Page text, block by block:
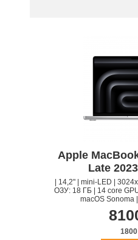
Apple
Late
| 14,2" | mini-LED |
ОЗУ: 18 ГБ | 14 core
macOS Sonoma